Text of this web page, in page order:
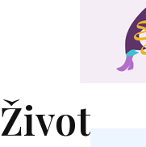
Život